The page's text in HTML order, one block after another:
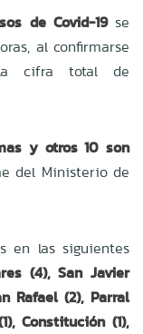
de Covid-19se
al confirmarse
cifra total de
y otros 10 son
del Ministerio de
en las siguientes
(4), San Javier
Rafael (2), Parral
Constitución (1),